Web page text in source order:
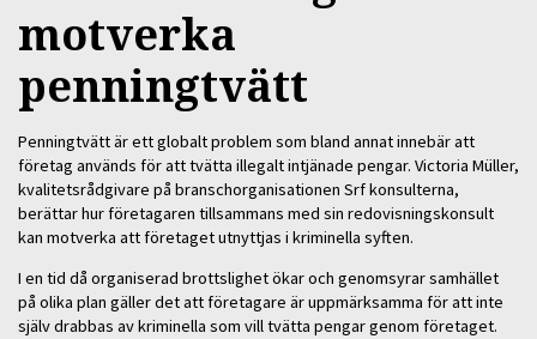
motverka
penningtvätt
Penningtvätt är ett globalt problem som bland annat innebär att
företag används för att tvätta illegalt intjänade pengar. Victoria Müller,
kvalitetsrådgivare på branschorganisationen Srf konsulterna,
berättar hur företagaren tillsammans med sin redovisningskonsult
kan motverka att företaget utnyttjas i kriminella syften.
I en tid då organiserad brottslighet ökar och genomsyrar samhället
på olika plan gäller det att företagare är uppmärksamma för att inte
själv drabbas av kriminella som vill tvätta pengar genom företaget.